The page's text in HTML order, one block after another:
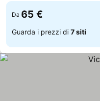
Da 65 €
Guarda i prezzi di 7 siti